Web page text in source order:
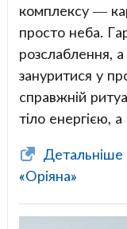
комплексу —
просто неба.
розслаблення,
зануритися у
справжній
тіло енергією,
Детальніше
«Оріяна»